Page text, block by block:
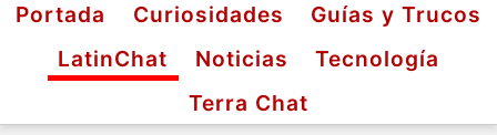
Portada Curiosidades
Guías y Trucos
LatinChat
Noticias
Tecnología
Terra Chat